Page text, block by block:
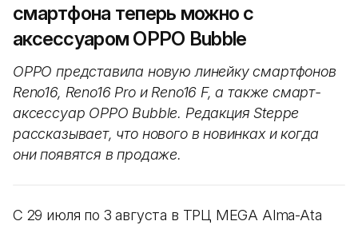
смартфона теперь можно с
аксессуаром OPPO Bubble
OPPO представила новую линейку смартфонов
Reno16, Reno16 Pro и Reno16 F, а также смарт-
аксессуар OPPO Bubble. Редакция Steppe
рассказывает, что нового в новинках и когда
они появятся в продаже.
С 29 июля по 3 августа в ТРЦ MEGA Alma-Ata